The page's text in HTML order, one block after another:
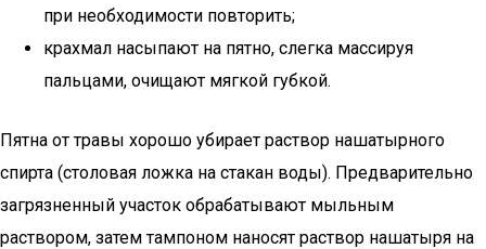
при необходимости повторить;
крахмал насыпают на пятно, слегка массируя
пальцами, очищают мягкой губкой.
Пятна от травы хорошо убирает раствор нашатырного
спирта (столовая ложка на стакан воды). Предварительно
загрязненный участок обрабатывают мыльным
раствором, затем тампоном наносят раствор нашатыря на